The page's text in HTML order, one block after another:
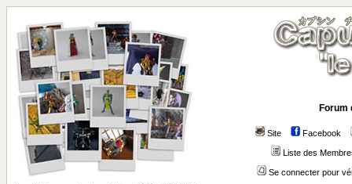
Forum
Site Facebook
Liste des
Se connecter pour